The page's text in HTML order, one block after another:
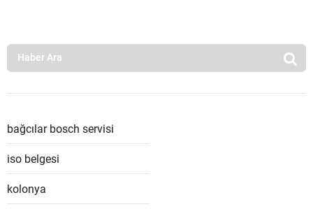
bağcılar bosch servisi
iso belgesi
kolonya